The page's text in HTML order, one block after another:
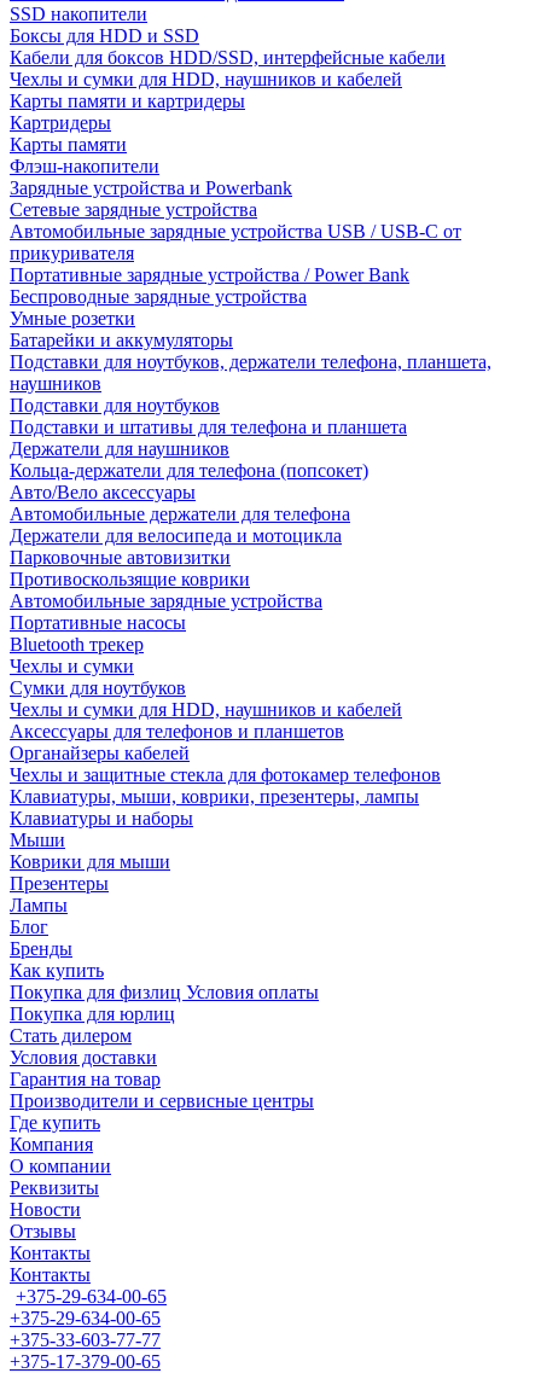
SSD накопители
Боксы для HDD и SSD
Кабели для боксов HDD/SSD, интерфейсные кабели
Чехлы и сумки для HDD, наушников и кабелей
Карты памяти и картридеры
Картридеры
Карты памяти
Флэш-накопители
Зарядные устройства и Powerbank
Сетевые зарядные устройства
Автомобильные зарядные устройства USB / USB-C от
прикуривателя
Портативные зарядные устройства / Power Bank
Беспроводные зарядные устройства
Умные розетки
Батарейки и аккумуляторы
Подставки для ноутбуков, держатели телефона, планшета,
наушников
Подставки для ноутбуков
Подставки и штативы для телефона и планшета
Держатели для наушников
Кольца-держатели для телефона (попсокет)
Авто/Вело аксессуары
Автомобильные держатели для телефона
Держатели для велосипеда и мотоцикла
Парковочные автовизитки
Противоскользящие коврики
Автомобильные зарядные устройства
Портативные насосы
Bluetooth трекер
Чехлы и сумки
Сумки для ноутбуков
Чехлы и сумки для HDD, наушников и кабелей
Аксессуары для телефонов и планшетов
Органайзеры кабелей
Чехлы и защитные стекла для фотокамер телефонов
Клавиатуры, мыши, коврики, презентеры, лампы
Клавиатуры и наборы
Мыши
Коврики для мыши
Презентеры
Лампы
Блог
Бренды
Как купить
Покупка для физлиц Условия оплаты
Покупка для юрлиц
Стать дилером
Условия доставки
Гарантия на товар
Производители и сервисные центры
Где купить
Компания
О компании
Реквизиты
Новости
Отзывы
Контакты
Контакты
+375-29-634-00-65
+375-29-634-00-65
+375-33-603-77-77
+375-17-379-00-65